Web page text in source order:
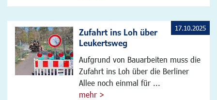
Zufahrt ins Loh über
Leukertsweg
Aufgrund von Bauarbeiten muss die
Zufahrt ins Loh über die Berliner
Allee noch einmal für ...
mehr >
17.10.2025